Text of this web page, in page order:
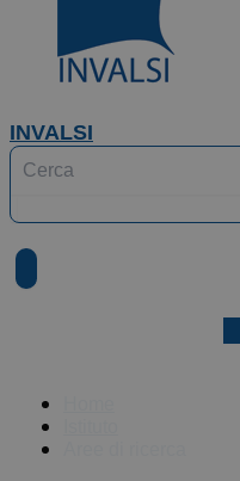
INVALSI
Search